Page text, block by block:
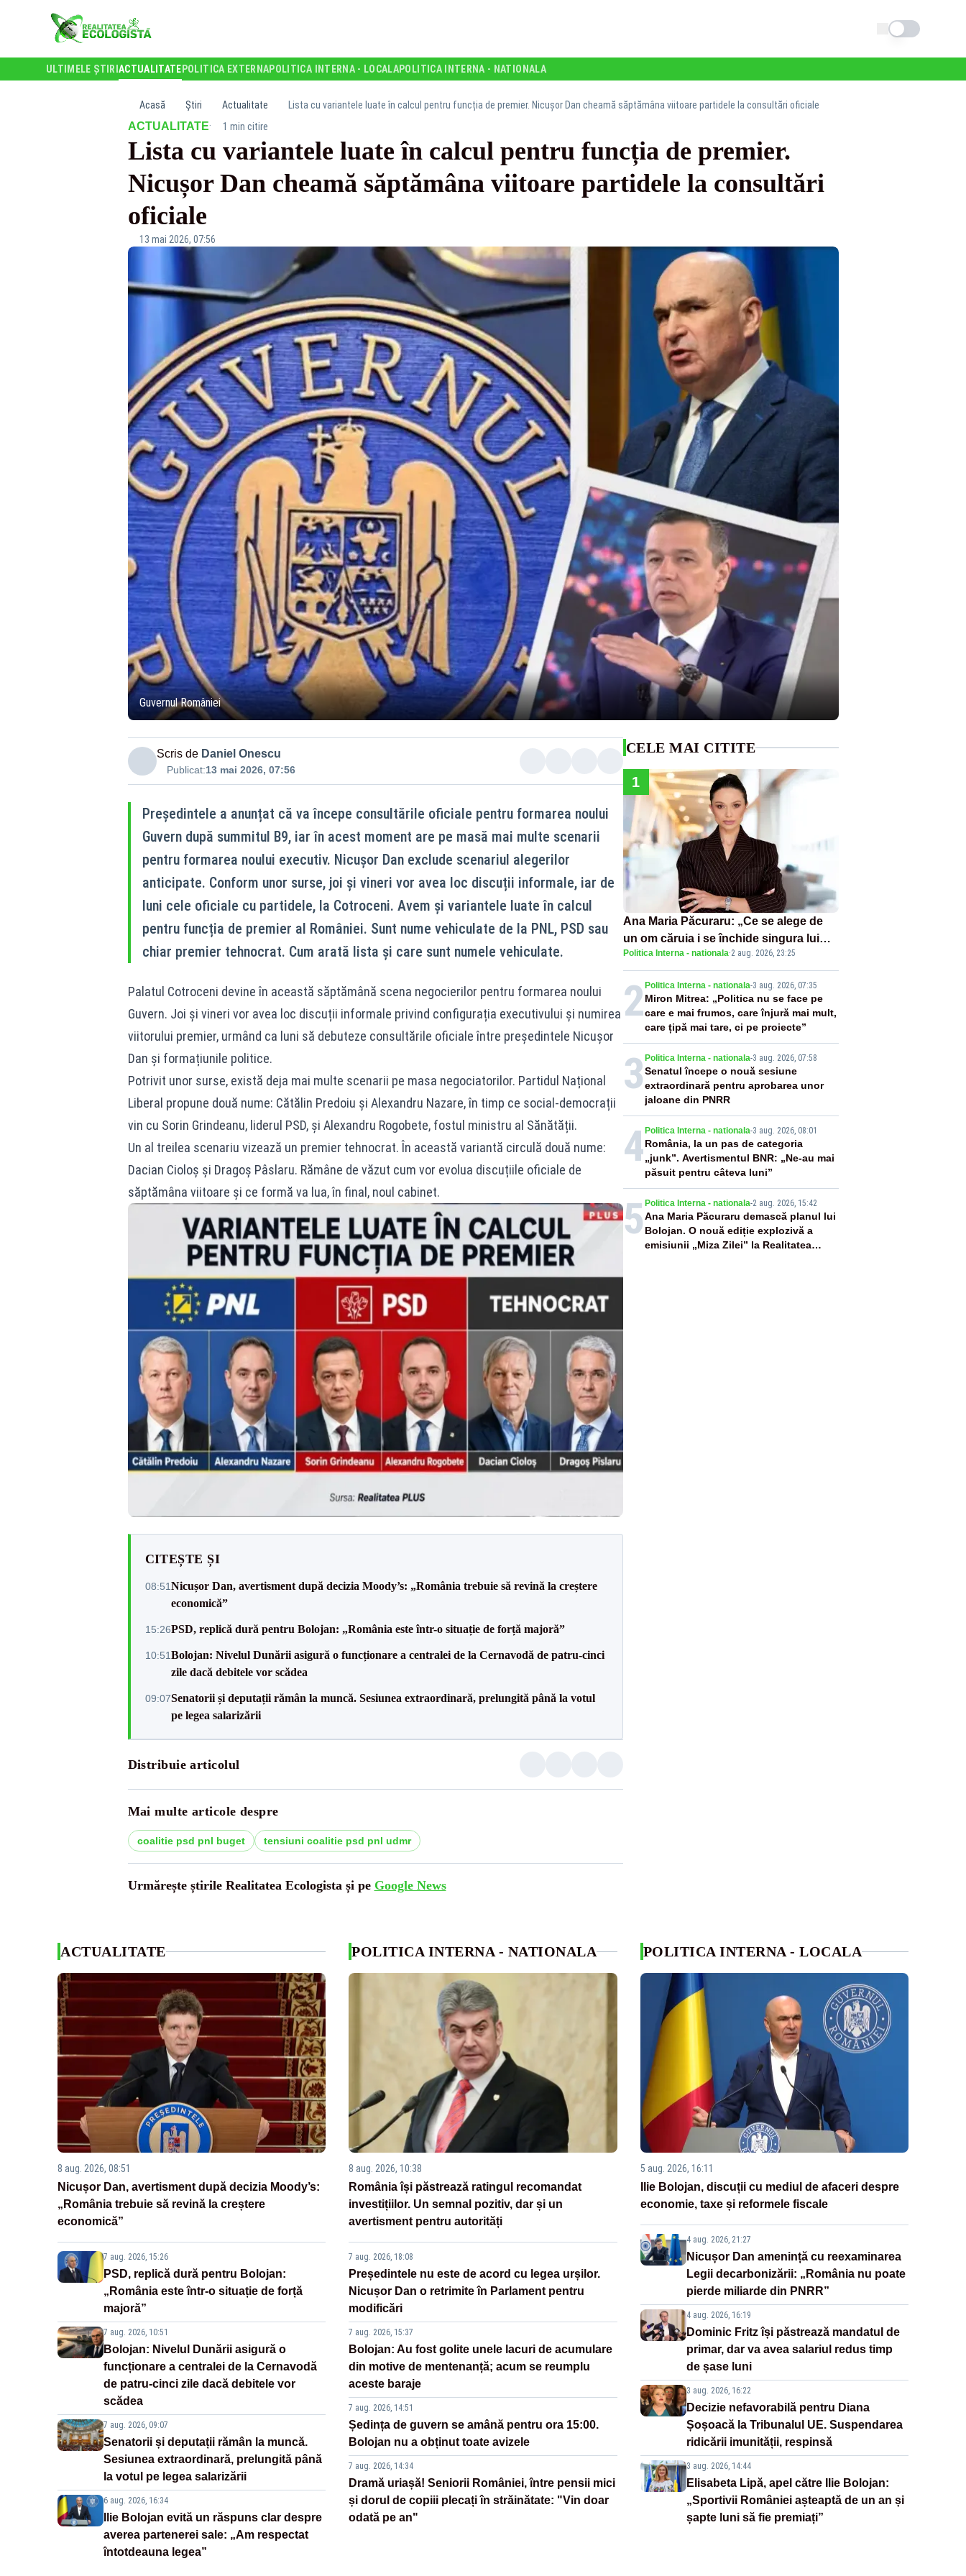
Schimba tema
ULTIMELE ȘTIRI ACTUALITATE POLITICA EXTERNAPOLITICA INTERNA - LOCALAPOLITICA INTERNA - NATIONALA
Acasă Știri Actualitate Lista cu variantele luate în calcul pentru funcția de premier. Nicușor Dan cheamă săptămâna viitoare partidele la consultări oficiale
ACTUALITATE· 1 min citire
Lista cu variantele luate în calcul pentru funcția de premier.
Nicușor Dan cheamă săptămâna viitoare partidele la consultări
oficiale
13 mai 2026, 07:56
Guvernul României
Scris de Daniel Onescu
Publicat:13 mai 2026, 07:56
Președintele a anunțat că va începe consultările oficiale pentru formarea noului
Guvern după summitul B9, iar în acest moment are pe masă mai multe scenarii
pentru formarea noului executiv. Nicușor Dan exclude scenariul alegerilor
anticipate. Conform unor surse, joi și vineri vor avea loc discuții informale, iar de
luni cele oficiale cu partidele, la Cotroceni. Avem și variantele luate în calcul
pentru funcția de premier al României. Sunt nume vehiculate de la PNL, PSD sau
chiar premier tehnocrat. Cum arată lista și care sunt numele vehiculate.
Palatul Cotroceni devine în această săptămână scena negocierilor pentru formarea noului
Guvern. Joi și vineri vor avea loc discuții informale privind configurația executivului și numirea
viitorului premier, urmând ca luni să debuteze consultările oficiale între președintele Nicușor
Dan și formațiunile politice.
Potrivit unor surse, există deja mai multe scenarii pe masa negociatorilor. Partidul Național
Liberal propune două nume: Cătălin Predoiu și Alexandru Nazare, în timp ce social-democrații
vin cu Sorin Grindeanu, liderul PSD, și Alexandru Rogobete, fostul ministru al Sănătății.
Un al treilea scenariu vizează un premier tehnocrat. În această variantă circulă două nume:
Dacian Cioloș și Dragoș Pâslaru. Rămâne de văzut cum vor evolua discuțiile oficiale de
săptămâna viitoare și ce formă va lua, în final, noul cabinet.
CITEȘTE ȘI
08:51Nicușor Dan, avertisment după decizia Moody’s: „România trebuie să revină la creștere
economică”
15:26PSD, replică dură pentru Bolojan: „România este într-o situație de forță majoră”
10:51Bolojan: Nivelul Dunării asigură o funcționare a centralei de la Cernavodă de patru-cinci
zile dacă debitele vor scădea
09:07Senatorii și deputații rămân la muncă. Sesiunea extraordinară, prelungită până la votul
pe legea salarizării
Distribuie articolul
Mai multe articole despre
coalitie psd pnl buget tensiuni coalitie psd pnl udmr
Urmărește știrile Realitatea Ecologista și pe Google News
CELE MAI CITITE
1
Ana Maria Păcuraru: „Ce se alege de
un om căruia i se închide singura lui
portiță?”
Politica Interna - nationala·2 aug. 2026, 23:25
2 Politica Interna - nationala-3 aug. 2026, 07:35
Miron Mitrea: „Politica nu se face pe
care e mai frumos, care înjură mai mult,
care țipă mai tare, ci pe proiecte”
3 Politica Interna - nationala-3 aug. 2026, 07:58
Senatul începe o nouă sesiune
extraordinară pentru aprobarea unor
jaloane din PNRR
4 Politica Interna - nationala-3 aug. 2026, 08:01
România, la un pas de categoria
„junk”. Avertismentul BNR: „Ne-au mai
păsuit pentru câteva luni”
5 Politica Interna - nationala-2 aug. 2026, 15:42
Ana Maria Păcuraru demască planul lui
Bolojan. O nouă ediție explozivă a
emisiunii „Miza Zilei” la Realitatea
ACTUALITATE
8 aug. 2026, 08:51
Nicușor Dan, avertisment după decizia Moody’s:
„România trebuie să revină la creștere
economică”
7 aug. 2026, 15:26
PSD, replică dură pentru Bolojan:
„România este într-o situație de forță
majoră”
7 aug. 2026, 10:51
Bolojan: Nivelul Dunării asigură o
funcționare a centralei de la Cernavodă
de patru-cinci zile dacă debitele vor
scădea
7 aug. 2026, 09:07
Senatorii și deputații rămân la muncă.
Sesiunea extraordinară, prelungită până
la votul pe legea salarizării
6 aug. 2026, 16:34
Ilie Bolojan evită un răspuns clar despre
averea partenerei sale: „Am respectat
întotdeauna legea”
POLITICA INTERNA - NATIONALA
8 aug. 2026, 10:38
România își păstrează ratingul recomandat
investițiilor. Un semnal pozitiv, dar și un
avertisment pentru autorități
7 aug. 2026, 18:08
Președintele nu este de acord cu legea urșilor.
Nicușor Dan o retrimite în Parlament pentru
modificări
7 aug. 2026, 15:37
Bolojan: Au fost golite unele lacuri de acumulare
din motive de mentenanță; acum se reumplu
aceste baraje
7 aug. 2026, 14:51
Ședința de guvern se amână pentru ora 15:00.
Bolojan nu a obținut toate avizele
7 aug. 2026, 14:34
Dramă uriașă! Seniorii României, între pensii mici
și dorul de copiii plecați în străinătate: "Vin doar
odată pe an"
POLITICA INTERNA - LOCALA
5 aug. 2026, 16:11
Ilie Bolojan, discuții cu mediul de afaceri despre
economie, taxe și reformele fiscale
4 aug. 2026, 21:27
Nicușor Dan amenință cu reexaminarea
Legii decarbonizării: „România nu poate
pierde miliarde din PNRR”
4 aug. 2026, 16:19
Dominic Fritz își păstrează mandatul de
primar, dar va avea salariul redus timp
de șase luni
3 aug. 2026, 16:22
Decizie nefavorabilă pentru Diana
Șoșoacă la Tribunalul UE. Suspendarea
ridicării imunității, respinsă
3 aug. 2026, 14:44
Elisabeta Lipă, apel către Ilie Bolojan:
„Sportivii României așteaptă de un an și
șapte luni să fie premiați”